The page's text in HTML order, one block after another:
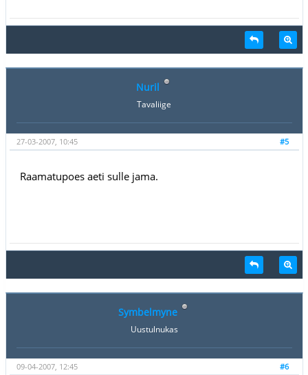
Nuril
Tavaliige
#5
27-03-2007, 10:45
Raamatupoes aeti sulle jama.
Symbelmyne
Uustulnukas
#6
09-04-2007, 12:45